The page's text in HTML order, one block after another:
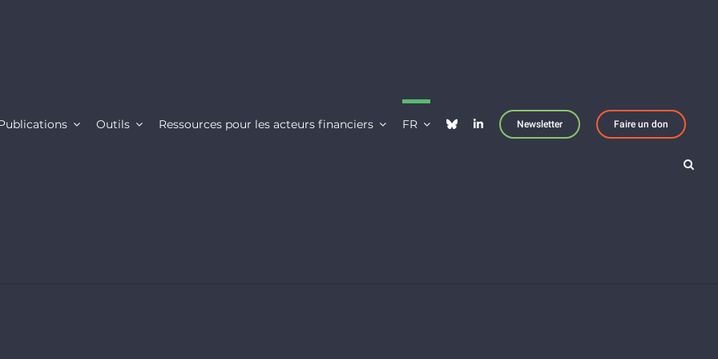
Outils Ressources pour les acteurs financiers FR Newsletter Faire un don